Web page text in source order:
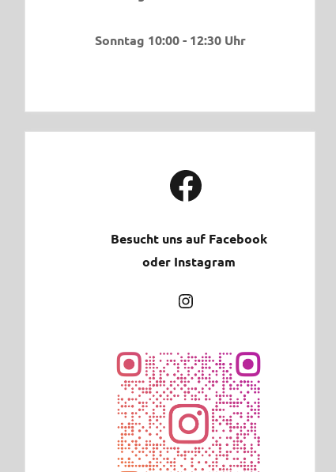
Sonntag 10:00 - 12:30 Uhr
Facebook
Besucht uns auf Facebook
oder Instagram
Instagram